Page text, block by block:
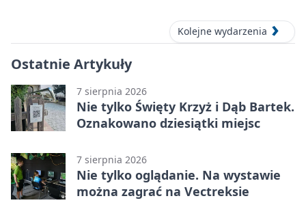
Kolejne wydarzenia
Ostatnie Artykuły
7 sierpnia 2026
Nie tylko Święty Krzyż i Dąb Bartek.
Oznakowano dziesiątki miejsc
7 sierpnia 2026
Nie tylko oglądanie. Na wystawie
można zagrać na Vectreksie